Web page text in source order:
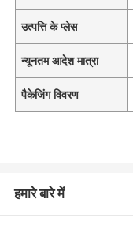
उत्पत्ति के प्लेस
न्यूनतम आदेश मात्रा
पैकेजिंग विवरण
हमारे बारे में